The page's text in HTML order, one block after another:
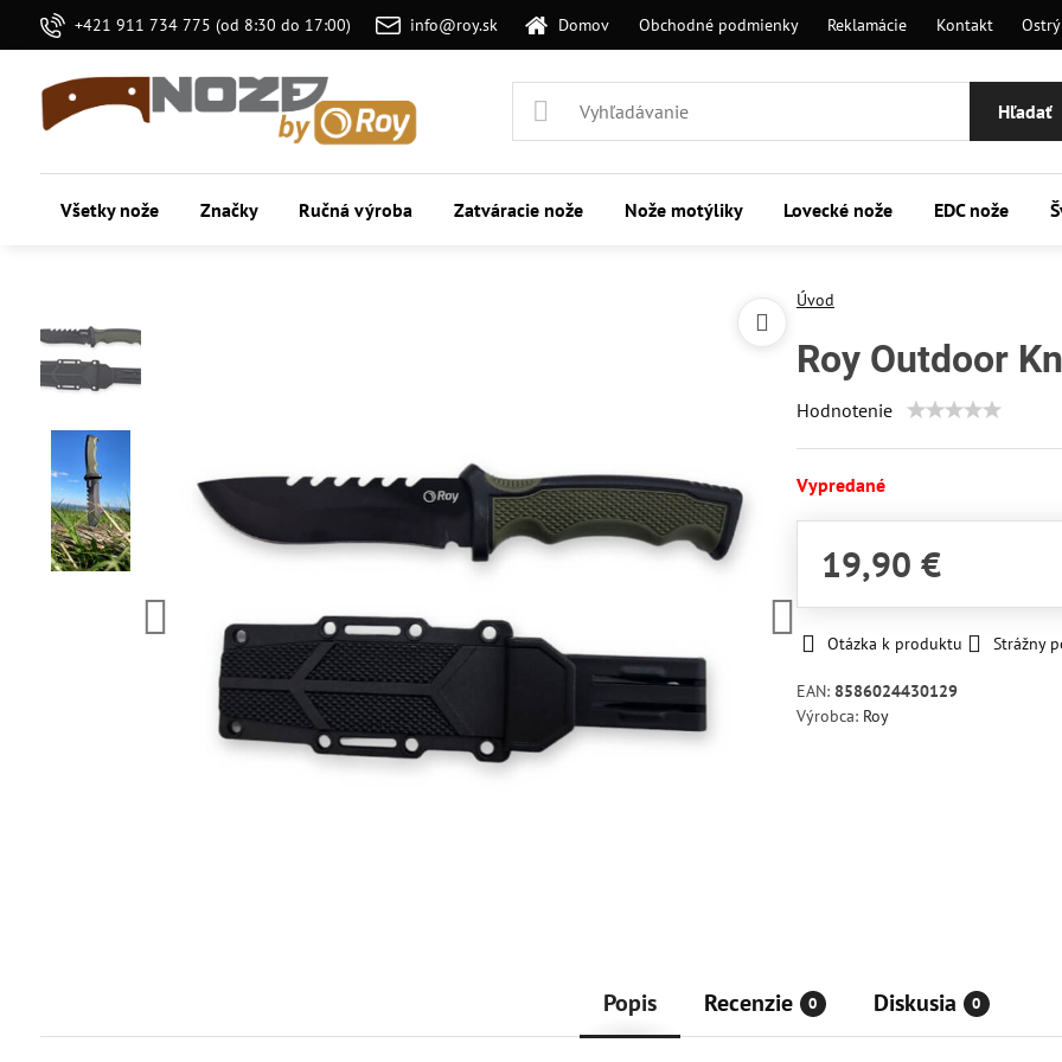
+421 911 734 775 (od 8:30 do 17:00) info@roy.sk Domov Obchodné podmienky Reklamácie Kontakt
Hľadať
Všetky nože Značky Ručná výroba Zatváracie nože Nože motýliky Lovecké nože EDC nože
Úvod
Roy Outdoor
Hodnotenie
Vypredané
19,90 €
Otázka k produktu Strážny
EAN: 8586024430129
Výrobca: Roy
Popis Recenzie 0 Diskusia 0